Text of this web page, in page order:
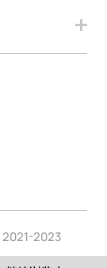
2021-2023